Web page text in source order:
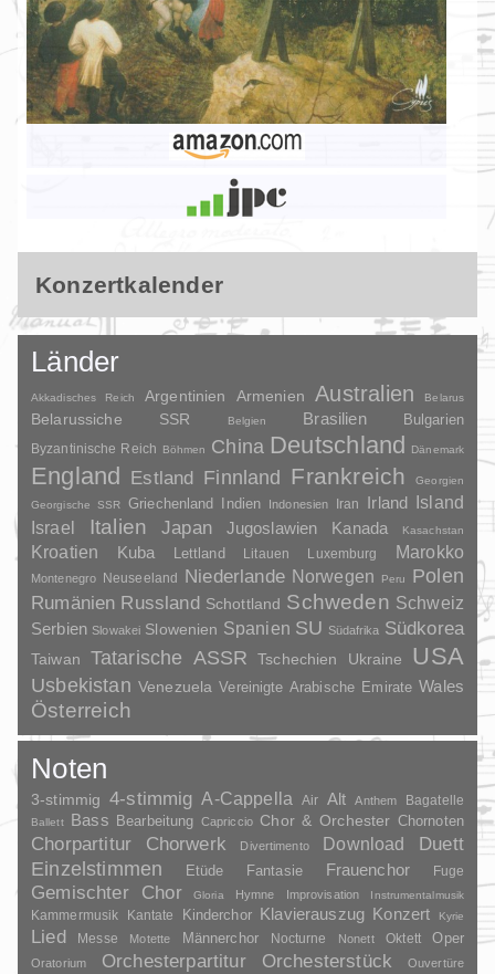
Konzertkalender
Länder
Akkadisches Reich Argentinien Armenien Australien Belarus
Belarussiche SSR Belgien Brasilien Bulgarien
Byzantinische Reich Böhmen China Deutschland Dänemark
England Estland Finnland Frankreich
Georgien
Georgische SSR
Griechenland Indien Indonesien Iran Irland
Island
Israel
Italien Japan Jugoslawien Kanada Kasachstan
Kroatien Kuba Lettland Litauen Luxemburg Marokko
Montenegro Neuseeland Niederlande Norwegen Peru
Polen
Rumänien Russland Schottland Schweden Schweiz
Serbien Slowakei Slowenien Spanien SU Südafrika Südkorea
Taiwan Tatarische ASSR Tschechien Ukraine USA
Usbekistan Venezuela Vereinigte Arabische Emirate Wales
Österreich
Noten
3-stimmig 4-stimmig A-Cappella Air Alt Anthem Bagatelle
Ballett Bass Bearbeitung Capriccio Chor & Orchester Chornoten
Chorpartitur Chorwerk Divertimento Download
Duett
Einzelstimmen
Etüde Fantasie Frauenchor Fuge
Gemischter Chor Gloria Hymne Improvisation Instrumentalmusik
Kammermusik Kantate Kinderchor Klavierauszug Konzert Kyrie
Lied Messe Motette Männerchor Nocturne Nonett Oktett Oper
Oratorium Orchesterpartitur Orchesterstück Ouvertüre